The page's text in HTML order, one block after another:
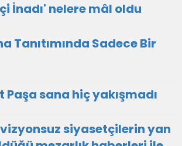
İnadı' nelere mâl oldu
Tanıtımında Sadece Bir
Paşa sana hiç yakışmadı
siyasetçilerin yan